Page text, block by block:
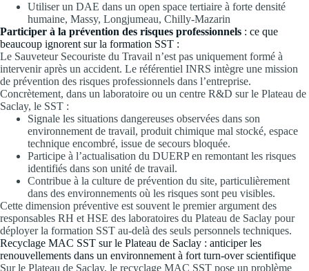
Utiliser un DAE dans un open space tertiaire à forte densité
humaine, Massy, Longjumeau, Chilly-Mazarin
Participer à la prévention des risques professionnels : ce que
beaucoup ignorent sur la formation SST :
Le Sauveteur Secouriste du Travail n’est pas uniquement formé à
intervenir après un accident. Le référentiel INRS intègre une mission
de prévention des risques professionnels dans l’entreprise.
Concrètement, dans un laboratoire ou un centre R&D sur le Plateau de
Saclay, le SST :
Signale les situations dangereuses observées dans son
environnement de travail, produit chimique mal stocké, espace
technique encombré, issue de secours bloquée.
Participe à l’actualisation du DUERP en remontant les risques
identifiés dans son unité de travail.
Contribue à la culture de prévention du site, particulièrement
dans des environnements où les risques sont peu visibles.
Cette dimension préventive est souvent le premier argument des
responsables RH et HSE des laboratoires du Plateau de Saclay pour
déployer la formation SST au-delà des seuls personnels techniques.
Recyclage MAC SST sur le Plateau de Saclay : anticiper les
renouvellements dans un environnement à fort turn-over scientifique
Sur le Plateau de Saclay, le recyclage MAC SST pose un problème